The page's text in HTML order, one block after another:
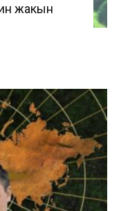
жакын